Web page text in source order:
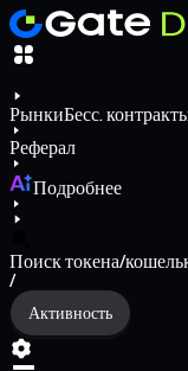
РынкиБесс.
Реферал
Подробнее
Поиск токена/
/
Активность